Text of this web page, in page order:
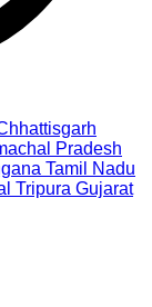
Pradesh
Tamil Nadu
Tripura Gujarat